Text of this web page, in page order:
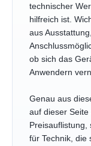
technischer
hilfreich ist.
aus
ob sich das
Anwendern
Genau aus
auf dieser
für Technik, die